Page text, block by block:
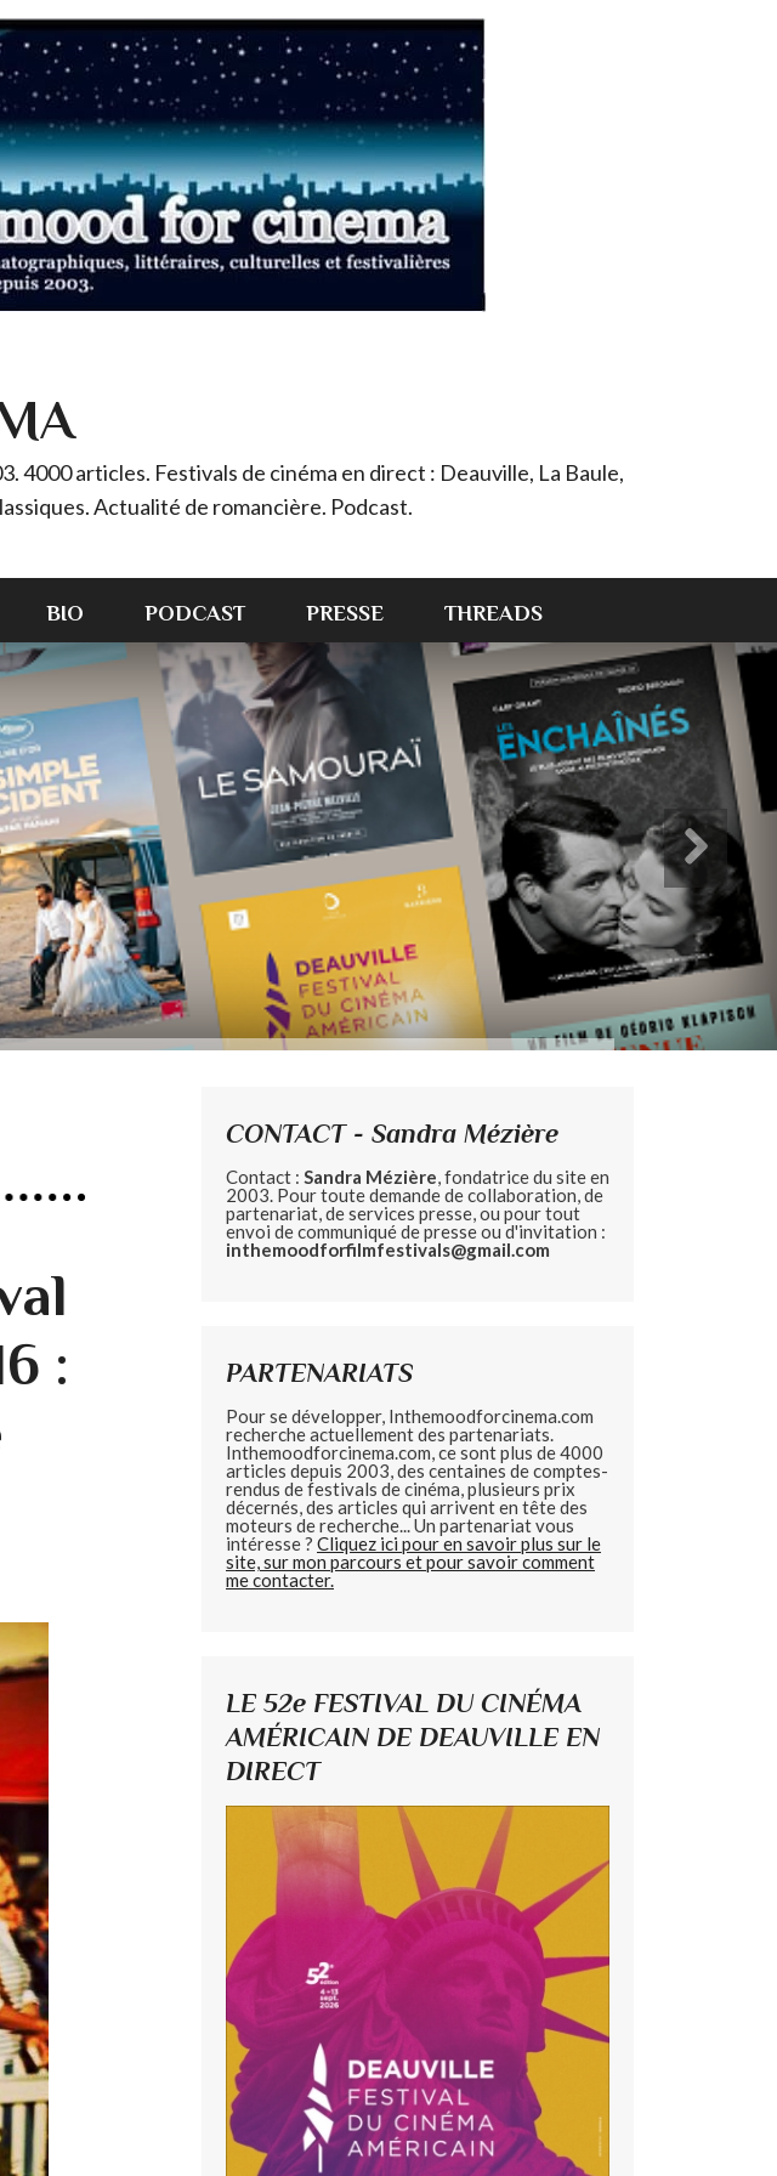
4000 articles. Festivals de cinéma en direct : Deauville, La Baule,
Actualité de romancière. Podcast.
BIO PODCAST PRESSE THREADS
:
CONTACT - Sandra Mézière
Contact : Sandra Mézière, fondatrice du site en
2003. Pour toute demande de collaboration, de
partenariat, de services presse, ou pour tout
envoi de communiqué de presse ou d'invitation :
inthemoodforfilmfestivals@gmail.com
PARTENARIATS
Pour se développer, Inthemoodforcinema.com
recherche actuellement des partenariats.
Inthemoodforcinema.com, ce sont plus de 4000
articles depuis 2003, des centaines de comptes-
rendus de festivals de cinéma, plusieurs prix
décernés, des articles qui arrivent en tête des
moteurs de recherche... Un partenariat vous
intéresse ? Cliquez ici pour en savoir plus sur le
site, sur mon parcours et pour savoir comment
me contacter.
LE 52e FESTIVAL DU CINÉMA
AMÉRICAIN DE DEAUVILLE EN
DIRECT